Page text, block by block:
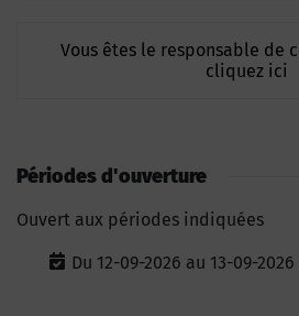
Vous êtes le responsable de
cliquez ici
Périodes d'ouverture
Ouvert aux périodes indiquées
Du 12-09-2026 au 13-09-2026